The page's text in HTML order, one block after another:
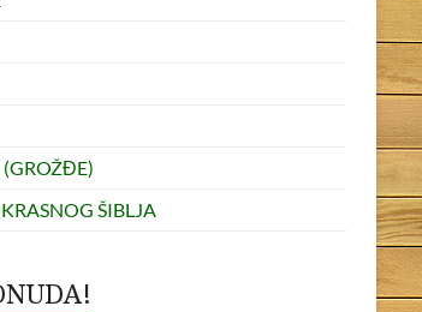
ŠIBLJA